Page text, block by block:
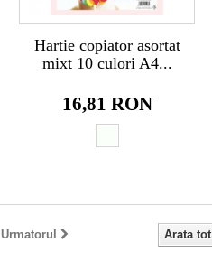
Hartie copiator asortat
mixt 10 culori A4...
16,81 RON
Arata tot
Urmatorul